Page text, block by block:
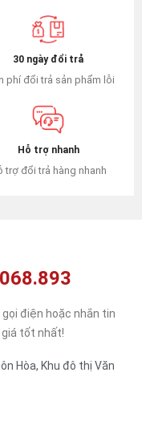
30 ngày đổi trả
phí đổi trả sản phẩm lỗi
Hỗ trợ nhanh
trợ đổi trả hàng nhanh
điện hoặc nhắn tin
tốt nhất!
Hòa, Khu đô thị Văn